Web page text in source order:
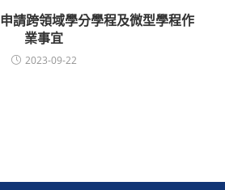
請跨領域學分學程及微型學程作
業事宜
2023-09-22